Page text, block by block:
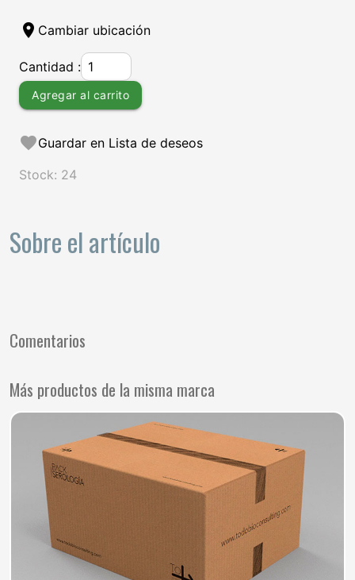
location_on Cambiar ubicación
Cantidad :
Agregar al carrito
favoriteGuardar en Lista de deseos
Stock: 24
Sobre el artículo
Comentarios
Más productos de la misma marca